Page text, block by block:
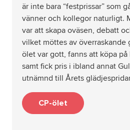
är inte bara “festprissar” som
vänner och kollegor naturligt.
var att skapa oväsen, debatt
vilket möttes av överraskande
ölet var gott, fanns att köpa
samt fick pris i ibland annat
utnämnd till Årets
CP-ölet